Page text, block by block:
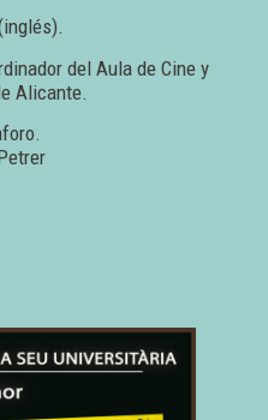
del Aula de Cine y
Alicante.